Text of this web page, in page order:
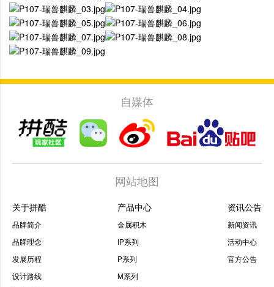
自媒体
网站地图
关于拼酷
品牌简介
品牌理念
发展历程
设计路线
产品中心
金属积木
IP系列
P系列
M系列
资讯公告
新闻资讯
活动中心
官方公告